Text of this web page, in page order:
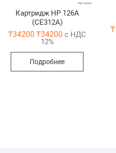
Картридж HP 126А
(CE312A)
₸34200 ₸34200 с НДС
12%
Подробнее
₸